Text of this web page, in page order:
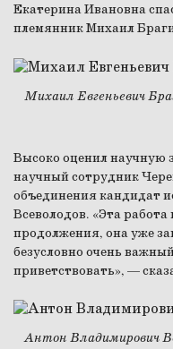
Екатерина Ивановна
племянник Михаил
Михаил Евгеньевич
Высоко оценил научную
научный сотрудник
объединения кандидат
Всеволодов. «Эта
продолжения, она уже
безусловно очень
приветствовать», —
Антон Владимирович